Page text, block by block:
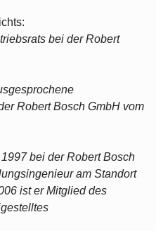
bei der Robert
Robert Bosch GmbH vom
bei der Robert Bosch
am Standort
ist er Mitglied des